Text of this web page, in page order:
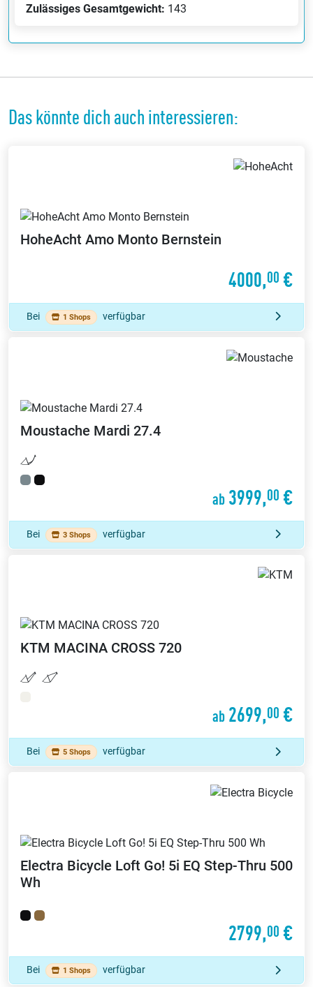
Zulässiges Gesamtgewicht: 143
Das könnte dich auch interessieren:
HoheAcht Amo Monto Bernstein
4000,00 €
Bei 1 Shops verfügbar
Moustache Mardi 27.4
ab 3999,00 €
Bei 3 Shops verfügbar
KTM MACINA CROSS 720
ab 2699,00 €
Bei 5 Shops verfügbar
Electra Bicycle Loft Go! 5i EQ Step-Thru 500
Wh
2799,00 €
Bei 1 Shops verfügbar